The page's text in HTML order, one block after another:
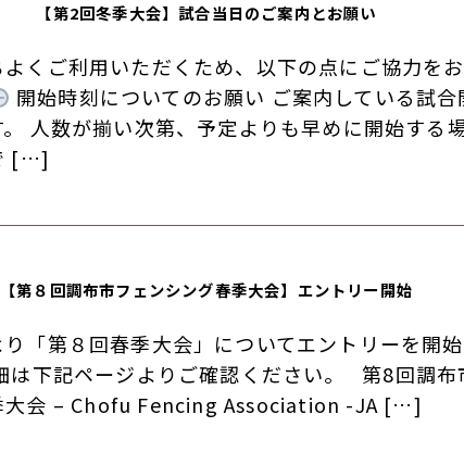
【第2回冬季大会】試合当日のご案内とお願い
くご利用いただくため、以下の点にご協力を
開始時刻についてのお願い ご案内している試合
人数が揃い次第、予定よりも早めに開始する
[…]
【第８回調布市フェンシング春季大会】エントリー開始
り「第８回春季大会」についてエントリーを開
は下記ページよりご確認ください。 第8回調布
大会 – Chofu Fencing Association -JA […]